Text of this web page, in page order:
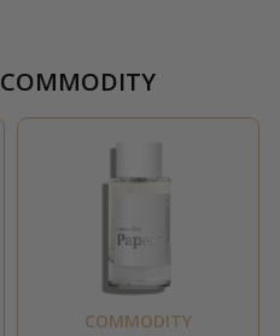
COMMODITY
COMMODITY